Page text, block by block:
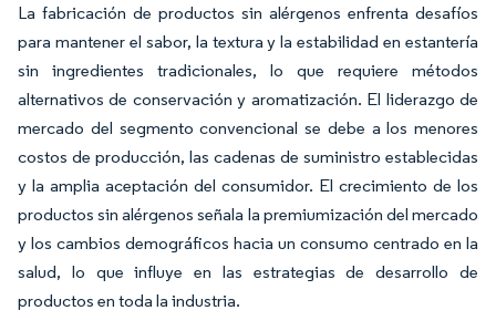
La fabricación de productos sin alérgenos enfrenta desafíos
para mantener el sabor, la textura y la estabilidad en estantería
sin ingredientes tradicionales, lo que requiere métodos
alternativos de conservación y aromatización. El liderazgo de
mercado del segmento convencional se debe a los menores
costos de producción, las cadenas de suministro establecidas
y la amplia aceptación del consumidor. El crecimiento de los
productos sin alérgenos señala la premiumización del mercado
y los cambios demográficos hacia un consumo centrado en la
salud, lo que influye en las estrategias de desarrollo de
productos en toda la industria.